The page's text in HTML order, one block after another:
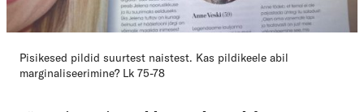
Pisikesed pildid suurtest naistest. Kas pildikeele abil
marginaliseerimine? Lk 75-78